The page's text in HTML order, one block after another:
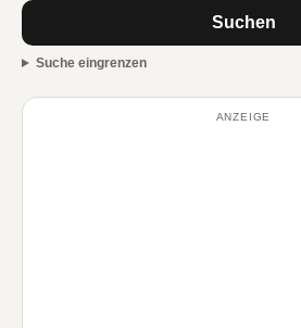
Suchen
Suche eingrenzen
ANZEIGE